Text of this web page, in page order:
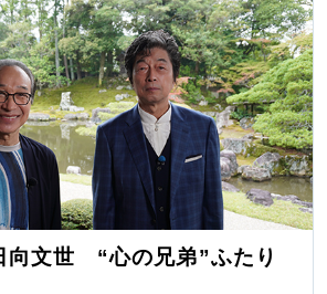
向文世 “心の兄弟”ふたり